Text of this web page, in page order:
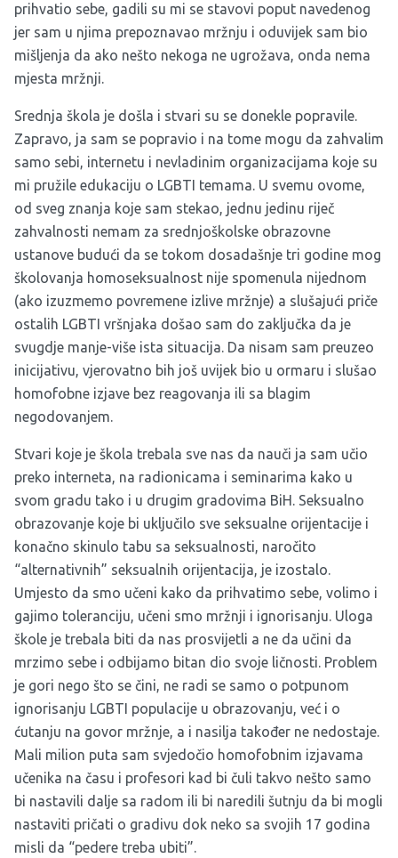
prihvatio sebe, gadili su mi se stavovi poput navedenog
jer sam u njima prepoznavao mržnju i oduvijek sam bio
mišljenja da ako nešto nekoga ne ugrožava, onda nema
mjesta mržnji.
Srednja škola je došla i stvari su se donekle popravile.
Zapravo, ja sam se popravio i na tome mogu da zahvalim
samo sebi, internetu i nevladinim organizacijama koje su
mi pružile edukaciju o LGBTI temama. U svemu ovome,
od sveg znanja koje sam stekao, jednu jedinu riječ
zahvalnosti nemam za srednjoškolske obrazovne
ustanove budući da se tokom dosadašnje tri godine mog
školovanja homoseksualnost nije spomenula nijednom
(ako izuzmemo povremene izlive mržnje) a slušajući priče
ostalih LGBTI vršnjaka došao sam do zaključka da je
svugdje manje-više ista situacija. Da nisam sam preuzeo
inicijativu, vjerovatno bih još uvijek bio u ormaru i slušao
homofobne izjave bez reagovanja ili sa blagim
negodovanjem.
Stvari koje je škola trebala sve nas da nauči ja sam učio
preko interneta, na radionicama i seminarima kako u
svom gradu tako i u drugim gradovima BiH. Seksualno
obrazovanje koje bi uključilo sve seksualne orijentacije i
konačno skinulo tabu sa seksualnosti, naročito
“alternativnih” seksualnih orijentacija, je izostalo.
Umjesto da smo učeni kako da prihvatimo sebe, volimo i
gajimo toleranciju, učeni smo mržnji i ignorisanju. Uloga
škole je trebala biti da nas prosvijetli a ne da učini da
mrzimo sebe i odbijamo bitan dio svoje ličnosti. Problem
je gori nego što se čini, ne radi se samo o potpunom
ignorisanju LGBTI populacije u obrazovanju, već i o
ćutanju na govor mržnje, a i nasilja također ne nedostaje.
Mali milion puta sam svjedočio homofobnim izjavama
učenika na času i profesori kad bi čuli takvo nešto samo
bi nastavili dalje sa radom ili bi naredili šutnju da bi mogli
nastaviti pričati o gradivu dok neko sa svojih 17 godina
misli da “pedere treba ubiti”.